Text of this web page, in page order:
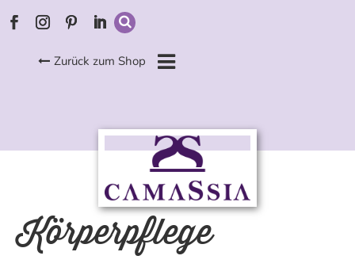
Zurück zum Shop
Körperpflege